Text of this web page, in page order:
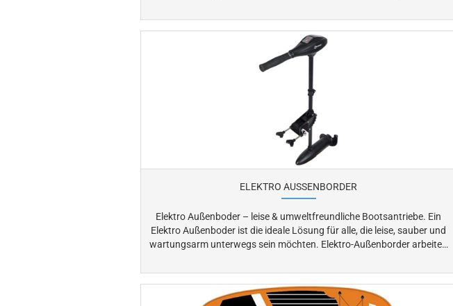
die Sicht beim Segeln, Surfen, Kitesurfen oder Angeln. Leicht, robust und
komfortabel – die perfekte Ausstattung für sicheres, entspanntes und
leistungsstarkes Wassersporterlebnis. Finden Sie hier ihr
ELEKTRO AUSSENBORDER
Elektro Außenboder – leise & umweltfreundliche Bootsantriebe. Ein
Elektro Außenboder ist die ideale Lösung für alle, die leise, sauber und
wartungsarm unterwegs sein möchten. Elektro-Außenborder arbeiten
Gewässern erlaubt, auf denen Verbrenner verboten sind. Se eignen sich
perfekt für Angelboote, kleine Motorboote, Segelboote als
Flautenschieber sowie für Fahrten in Naturschutzgebieten. Entdecken